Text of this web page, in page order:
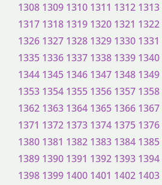
1308 1309 1310 1311 1312 1313
1317 1318 1319 1320 1321 1322
1326 1327 1328 1329 1330 1331
1335 1336 1337 1338 1339 1340
1344 1345 1346 1347 1348 1349
1353 1354 1355 1356 1357 1358
1362 1363 1364 1365 1366 1367
1371 1372 1373 1374 1375 1376
1380 1381 1382 1383 1384 1385
1389 1390 1391 1392 1393 1394
1398 1399 1400 1401 1402 1403